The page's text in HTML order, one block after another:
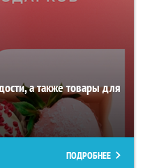
а также товары для
ПОДРОБНЕЕ